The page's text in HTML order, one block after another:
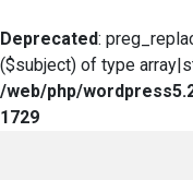
Deprecated:
($subject) of type
/web/php/
1729